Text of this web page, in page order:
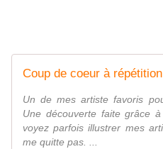
Un de mes artiste favoris
Une découverte faite grâce
voyez parfois illustrer mes
me quitte pas. ...